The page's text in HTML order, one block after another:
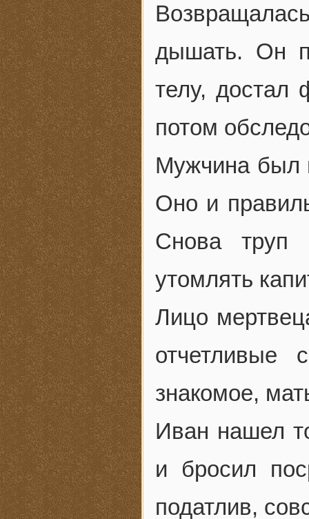
дышать. Он
телу, достал
потом
Мужчина был
Оно и
Снова труп
утомлять
Лицо
отчетливые
знакомое,
Иван нашел
и бросил
податлив,